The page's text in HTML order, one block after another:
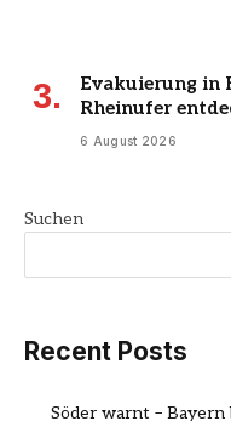
Evakuierung in
Rheinufer
6 August 2026
Suchen
Recent Posts
Söder warnt –